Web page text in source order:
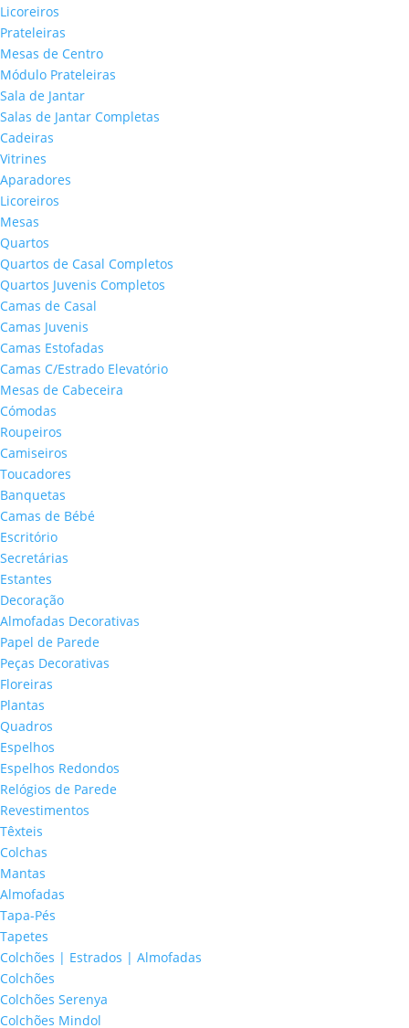
Licoreiros
Prateleiras
Mesas de Centro
Módulo Prateleiras
Sala de Jantar
Salas de Jantar Completas
Cadeiras
Vitrines
Aparadores
Licoreiros
Mesas
Quartos
Quartos de Casal Completos
Quartos Juvenis Completos
Camas de Casal
Camas Juvenis
Camas Estofadas
Camas C/Estrado Elevatório
Mesas de Cabeceira
Cómodas
Roupeiros
Camiseiros
Toucadores
Banquetas
Camas de Bébé
Escritório
Secretárias
Estantes
Decoração
Almofadas Decorativas
Papel de Parede
Peças Decorativas
Floreiras
Plantas
Quadros
Espelhos
Espelhos Redondos
Relógios de Parede
Revestimentos
Têxteis
Colchas
Mantas
Almofadas
Tapa-Pés
Tapetes
Colchões | Estrados | Almofadas
Colchões
Colchões Serenya
Colchões Mindol